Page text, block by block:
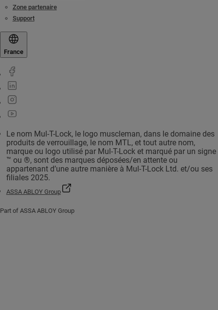
Zone partenaire
Support
France
Le nom Mul-T-Lock, le logo muscleman, dans le domaine des
produits de verrouillage, le nom MTL, et tout autre nom,
marque ou logo utilisé par Mul-T-Lock et marqué par un signe
™ ou ®, sont des marques déposées/en attente ou
appartenant d’une autre manière à Mul-T-Lock Ltd. et/ou ses
filiales 2025.
ASSA ABLOY Group
Part of ASSA ABLOY Group